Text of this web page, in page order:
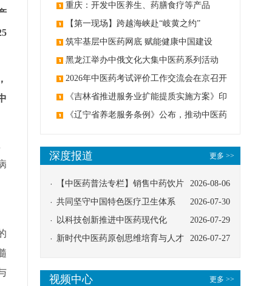
重庆：开发中医养生、药膳食疗等产品
【第一现场】跨越海峡赴“岐黄之约”
筑牢基层中医药网底 赋能健康中国建设
黑龙江举办中俄文化大集中医药系列活动
2026年中医药考试评价工作交流会在京召开
《吉林省推进服务业扩能提质实施方案》印
发：创建中医类国家医学中心
《辽宁省养老服务条例》公布，推动中医药
更多 >>
深度报道
2026-08-06
【中医药普法专栏】销售中药饮片
应告知煎服方法及注意事项
2026-07-30
共同坚守中国特色医疗卫生体系
2026-07-29
以科技创新推进中医药现代化
2026-07-27
新时代中医药原创思维培育与人才
更多 >>
视频中心